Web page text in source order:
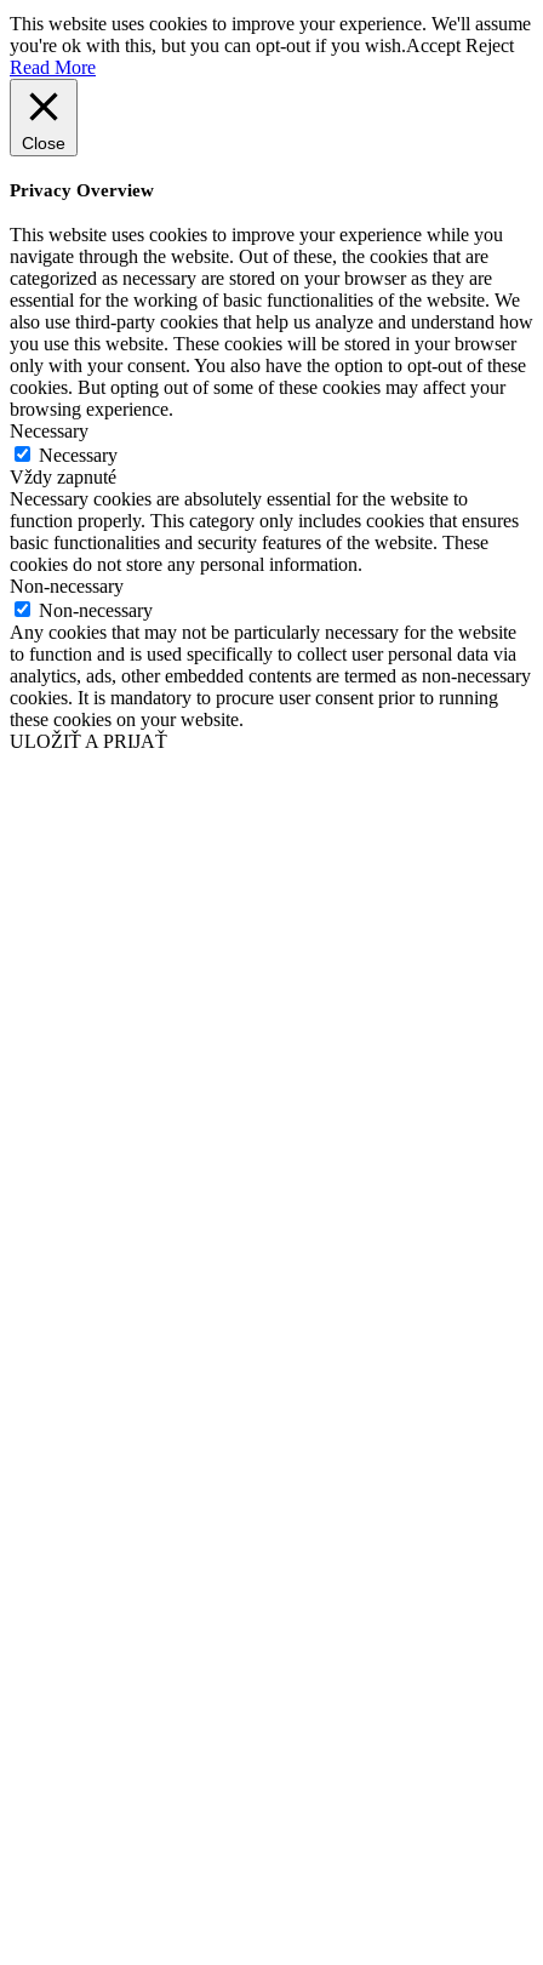
This website uses cookies to improve your experience. We'll assume
you're ok with this, but you can opt-out if you wish.Accept Reject
Read More
Close
Privacy Overview
This website uses cookies to improve your experience while you
navigate through the website. Out of these, the cookies that are
categorized as necessary are stored on your browser as they are
essential for the working of basic functionalities of the website. We
also use third-party cookies that help us analyze and understand how
you use this website. These cookies will be stored in your browser
only with your consent. You also have the option to opt-out of these
cookies. But opting out of some of these cookies may affect your
browsing experience.
Necessary
Necessary
Vždy zapnuté
Necessary cookies are absolutely essential for the website to
function properly. This category only includes cookies that ensures
basic functionalities and security features of the website. These
cookies do not store any personal information.
Non-necessary
Non-necessary
Any cookies that may not be particularly necessary for the website
to function and is used specifically to collect user personal data via
analytics, ads, other embedded contents are termed as non-necessary
cookies. It is mandatory to procure user consent prior to running
these cookies on your website.
ULOŽIŤ A PRIJAŤ